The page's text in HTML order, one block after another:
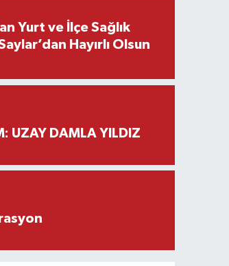
Yurt ve İlçe Sağlık
Hayırlı Olsun
UZAY DAMLA YILDIZ